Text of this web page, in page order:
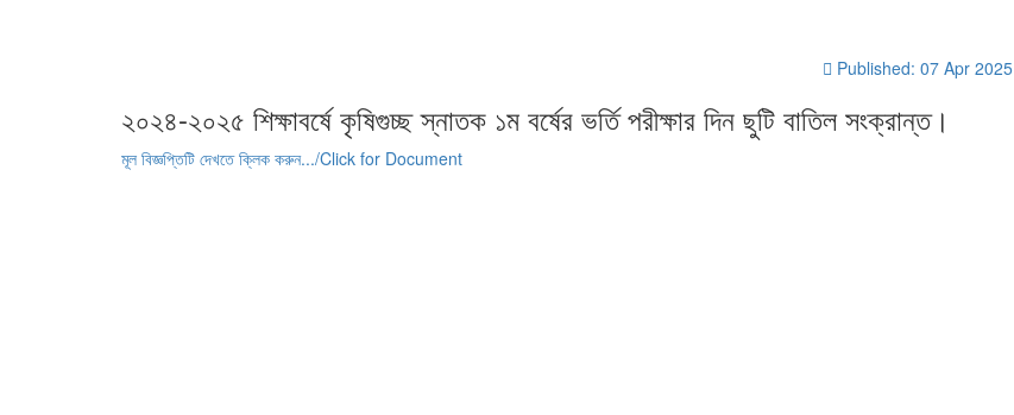
Published: 07 Apr 2025
২০২৪-২০২৫ শিক্ষাবর্ষে কৃষিগুচ্ছ স্নাতক ১ম বর্ষের ভর্তি পরীক্ষার দিন ছুটি বাতিল সংক্রান্ত।
মূল বিজ্ঞপ্তিটি দেখতে ক্লিক করুন.../Click for Document